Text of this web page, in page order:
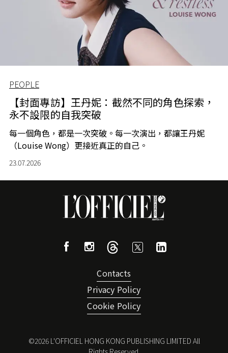
PEOPLE
【封面專訪】王丹妮：截然不同的角色探索，
永不設限的自我突破
每一個角色，都是一次突破。每一次演出，都讓王丹妮
（Louise Wong）更接近真正的自己。
23.07.2026
Contacts
Privacy Policy
Cookie Policy
©2026L'OFFICIEL HONG KONG PUBLISHING LIMITED All